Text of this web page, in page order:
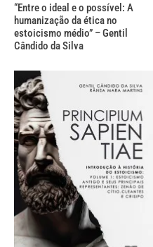
“Entre o ideal e o possível: A
humanização da ética no
estoicismo médio” – Gentil
Cândido da Silva